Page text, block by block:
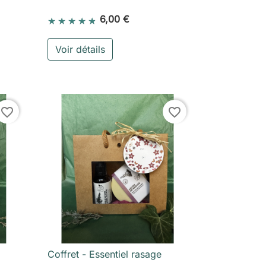
au panier
6,00 €
Voir détails
favorite_border favorite_border
 Aperçu rapide
Coffret - Essentiel rasage